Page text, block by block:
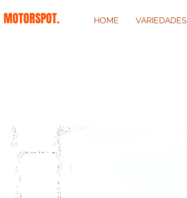
HOME VARIEDADES
MOTORSPOT.